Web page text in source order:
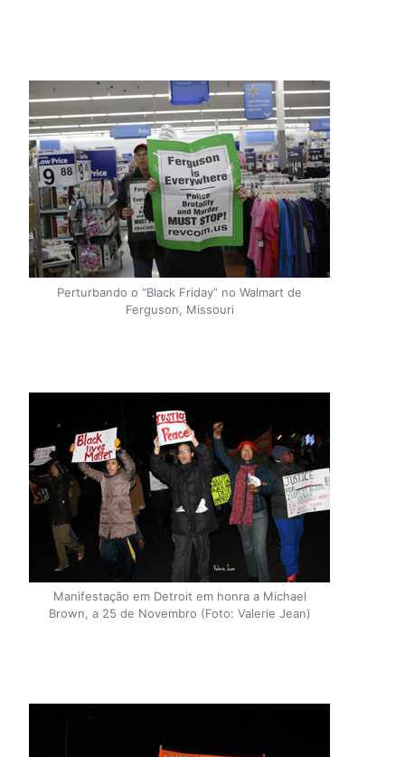
Perturbando o “Black Friday” no Walmart de
Ferguson, Missouri
Manifestação em Detroit em honra a Michael
Brown, a 25 de Novembro (Foto: Valerie Jean)